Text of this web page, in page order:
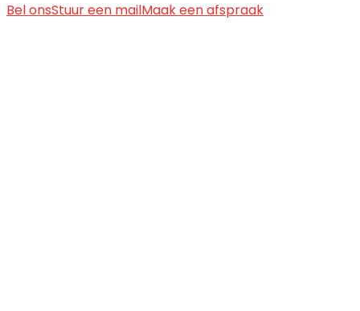
Bel onsStuur een mailMaak een afspraak